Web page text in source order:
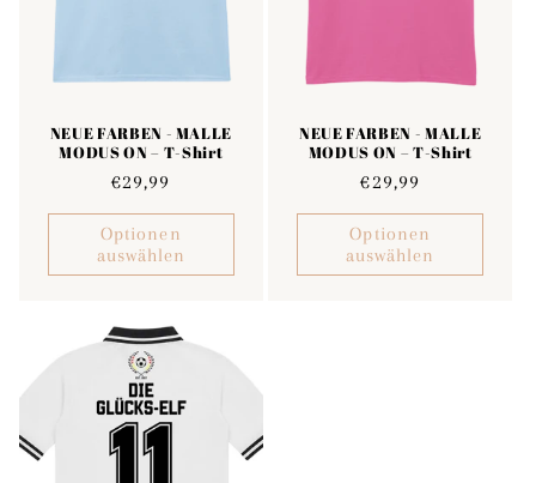
NEUE FARBEN - MALLE
MODUS ON – T-Shirt
Normaler
Preis
€29,99
Optionen
auswählen
NEUE FARBEN - MALLE
MODUS ON – T-Shirt
Normaler
Preis
€29,99
Optionen
auswählen